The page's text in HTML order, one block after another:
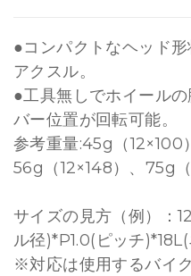
●コンパクトなヘッド
アクスル。
●工具無しでホイール
バー位置が回転可能。
参考重量:45g（12×100
56g（12×148）、75g（
サイズの見方（例）：
ル径)*P1.0(ピッチ
※対応は使用するバイ